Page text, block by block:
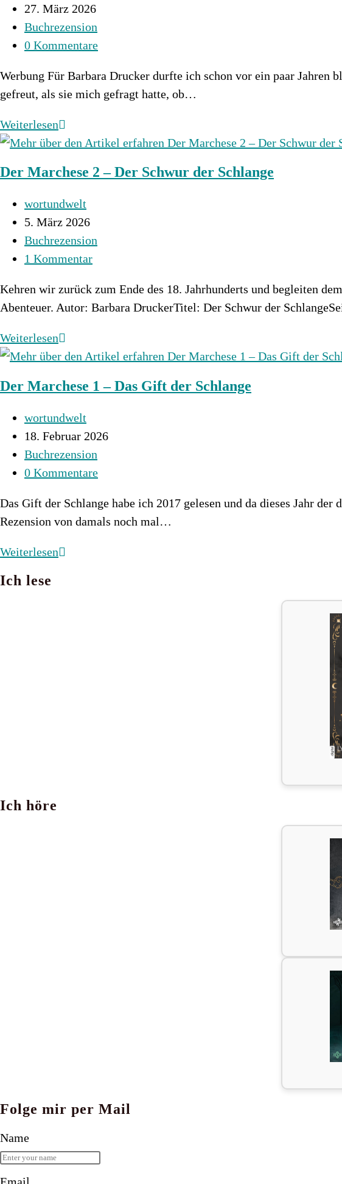
Autor:
Beitrag
veröffentlicht:
27. März 2026
Beitrags-
Kategorie:
Buchrezension
Beitrags-
0 Kommentare
Werbung Für Barbara Drucker durfte ich schon vor ein paar Jahren
gefreut, als sie mich gefragt hatte, ob…
WeiterlesenDer
Marchese
–
Der
Zorn
Der Marchese 2 – Der Schwur der Schlange
Beitrags-
Autor:
wortundwelt
Beitrag
veröffentlicht:
5. März 2026
Beitrags-
Kategorie:
Buchrezension
Beitrags-
1 Kommentar
Kehren wir zurück zum Ende des 18. Jahrhunderts und begleiten
Abenteuer. Autor: Barbara DruckerTitel: Der Schwur der
WeiterlesenDer
Marchese
–
Der
Schwur
Der Marchese 1 – Das Gift der Schlange
Beitrags-
Autor:
wortundwelt
Beitrag
veröffentlicht:
18. Februar 2026
Beitrags-
Kategorie:
Buchrezension
Beitrags-
0 Kommentare
Das Gift der Schlange habe ich 2017 gelesen und da dieses Jahr
Rezension von damals noch mal…
WeiterlesenDer
Ich lese
Ich höre
Folge mir per Mail
Name